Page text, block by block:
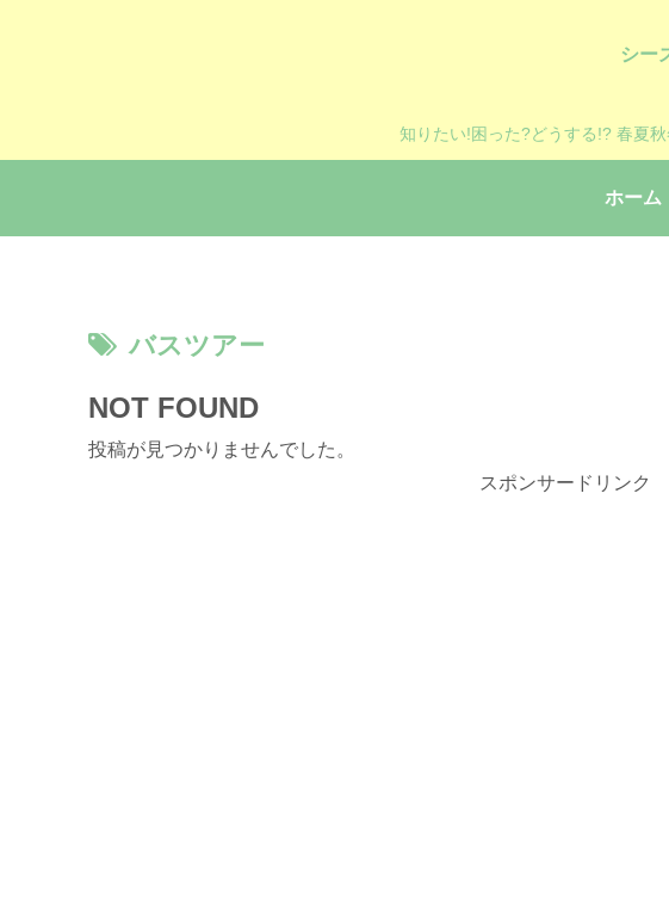
シー
知りたい!困った?どうする!? 春夏
ホーム
バスツアー
NOT FOUND
投稿が見つかりませんでした。
スポンサードリンク